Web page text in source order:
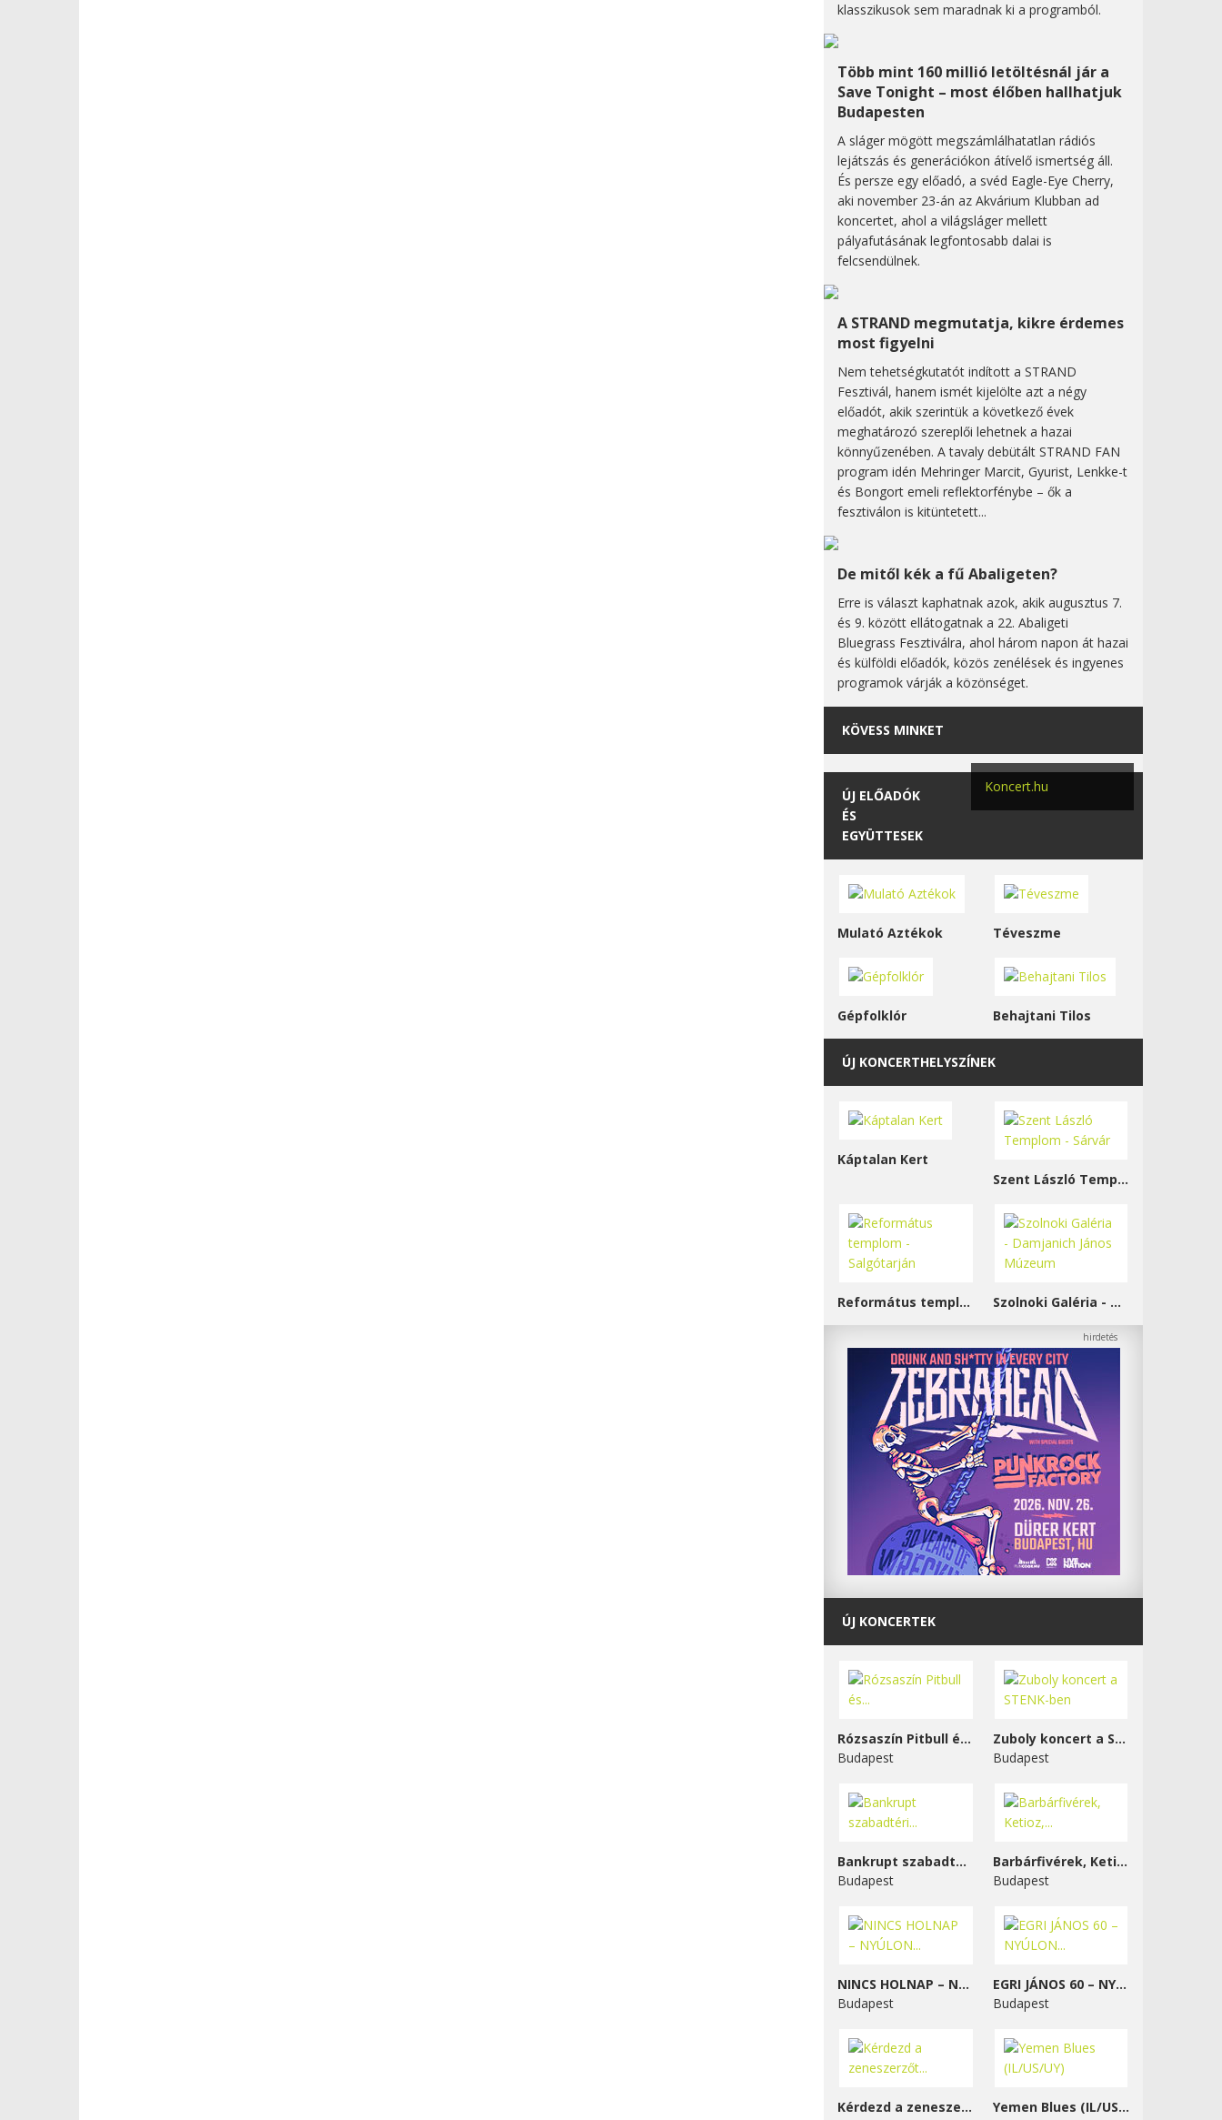
klasszikusok sem maradnak ki a programból.
Több mint 160 millió letöltésnál jár a
Save Tonight – most élőben hallhatjuk
Budapesten
A sláger mögött megszámlálhatatlan rádiós
lejátszás és generációkon átívelő ismertség áll.
És persze egy előadó, a svéd Eagle-Eye Cherry,
aki november 23-án az Akvárium Klubban ad
koncertet, ahol a világsláger mellett
pályafutásának legfontosabb dalai is
felcsendülnek.
A STRAND megmutatja, kikre érdemes
most figyelni
Nem tehetségkutatót indított a STRAND
Fesztivál, hanem ismét kijelölte azt a négy
előadót, akik szerintük a következő évek
meghatározó szereplői lehetnek a hazai
könnyűzenében. A tavaly debütált STRAND FAN
program idén Mehringer Marcit, Gyurist, Lenkke-t
és Bongort emeli reflektorfénybe – ők a
fesztiválon is kitüntetett...
De mitől kék a fű Abaligeten?
Erre is választ kaphatnak azok, akik augusztus 7.
és 9. között ellátogatnak a 22. Abaligeti
Bluegrass Fesztiválra, ahol három napon át hazai
és külföldi előadók, közös zenélések és ingyenes
programok várják a közönséget.
KÖVESS MINKET
Koncert.hu
ÚJ ELŐADÓK
ÉS
EGYÜTTESEK
Mulató Aztékok Téveszme
Gépfolklór Behajtani Tilos
ÚJ KONCERTHELYSZÍNEK
Káptalan Kert
Szent László Templom - Sárvár
Református templom - Salgótarján Szolnoki Galéria - Damjanich János Múzeum
ÚJ KONCERTEK
Rózsaszín Pitbull és...
Budapest
Zuboly koncert a STENK-ben
Budapest
Bankrupt szabadtéri...
Budapest
Barbárfivérek, Ketioz,...
Budapest
NINCS HOLNAP – NYÚLON...
Budapest
EGRI JÁNOS 60 – NYÚLON...
Budapest
Kérdezd a zeneszerzőt...
Yemen Blues (IL/US/UY)